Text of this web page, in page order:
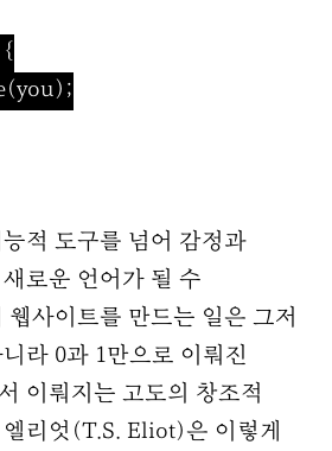
적 도구를 넘어 감정과
로운 언어가 될 수
웹사이트를 만드는 일은 그저
라 0과 1만으로 이뤄진
이뤄지는 고도의 창조적
리엇(T.S. Eliot)은 이렇게